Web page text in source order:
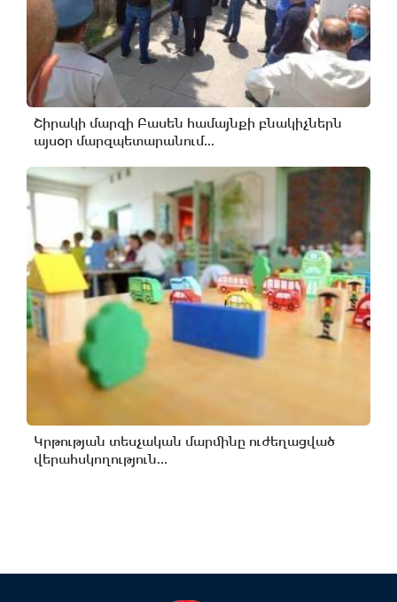
Շիրակի մարզի Բասեն համայնքի բնակիչներն
այսօր մարզպետարանում...
Կրթության տեսչական մարմինը ուժեղացված
վերահսկողություն...